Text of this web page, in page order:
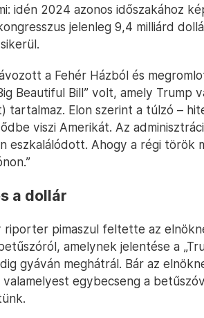
idén 2024 azonos időszakához
jelenleg 9,4 milliárd
a Fehér Házból és
Beautiful Bill” volt, amely Trump
tartalmaz. Elon szerint a túlzó –
viszi Amerikát. Az
eszkalálódott. Ahogy a régi török
a dollár
riporter pimaszul feltette az
amelynek jelentése a
gyáván meghátrál. Bár az
valamelyest egybecseng a